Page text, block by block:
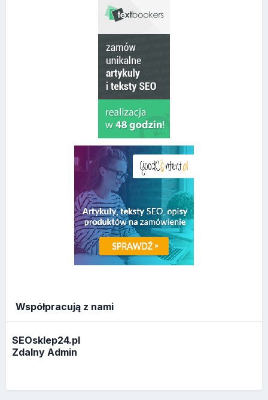
Współpracują z nami
SEOsklep24.pl
Zdalny Admin